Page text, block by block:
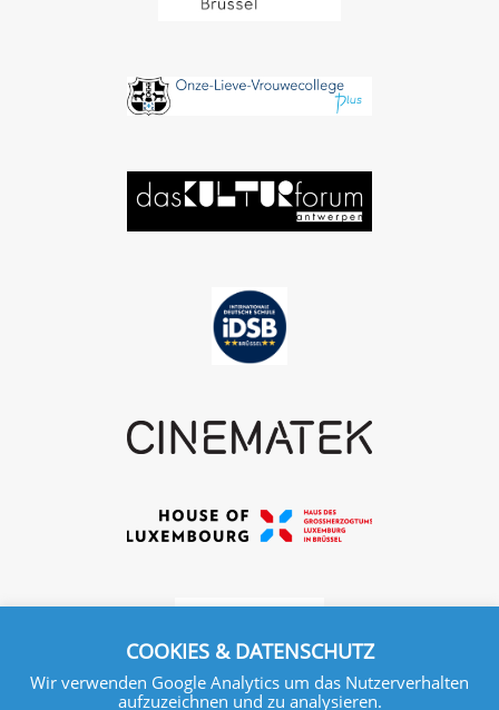
COOKIES & DATENSCHUTZ
Wir verwenden Google Analytics um das Nutzerverhalten
aufzuzeichnen und zu analysieren.